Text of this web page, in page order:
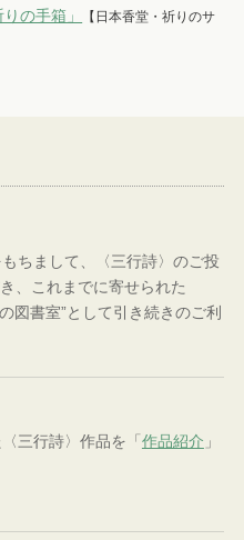
の手箱」
【日本香堂・祈りのサ
ちまして、〈三行詩〉のご投
、これまでに寄せられた
図書室”として引き続きのご利
三行詩〉作品を「 作品紹介 」